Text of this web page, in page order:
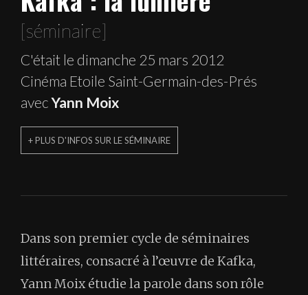
[séminaire]
C'était le dimanche 25 mars 2012
Cinéma Etoile Saint-Germain-des-Prés
avecYann Moix
+ PLUS D'INFOS SUR LE SÉMINAIRE
Dans son premier cycle de séminaires
littéraires, consacré à l’œuvre de Kafka,
Yann Moix étudie la parole dans son rôle